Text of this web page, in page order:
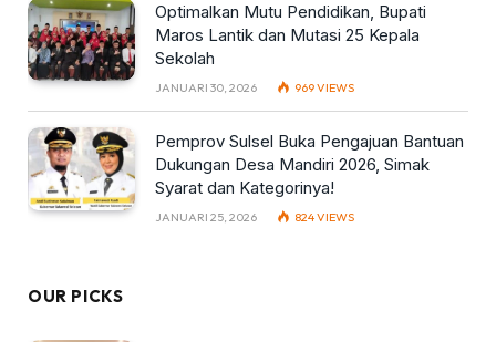
Optimalkan Mutu Pendidikan, Bupati
Maros Lantik dan Mutasi 25 Kepala
Sekolah
JANUARI 30, 2026 969VIEWS
Pemprov Sulsel Buka Pengajuan Bantuan
Dukungan Desa Mandiri 2026, Simak
Syarat dan Kategorinya!
JANUARI 25, 2026 824VIEWS
OUR PICKS